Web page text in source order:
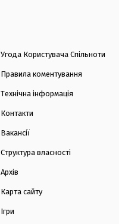
Угода Користувача Спільноти
Правила коментування
Технічна інформація
Контакти
Вакансії
Структура власності
Архів
Карта сайту
Ігри